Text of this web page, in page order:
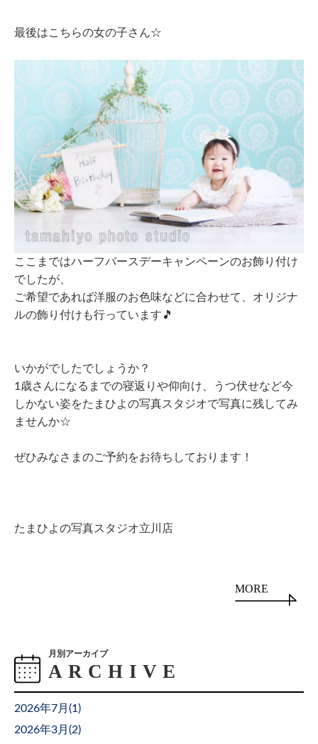
最後はこちらの女の子さん☆
ここまではハーフバースデーキャンペーンのお飾り付け
でしたが、
ご希望であれば洋服のお色味などに合わせて、オリジナ
ルの飾り付けも行っています 🎵
いかがでしたでしょうか？
1歳さんになるまでの寝返りや仰向け、うつ伏せなど今
しかない姿をたまひよの写真スタジオで写真に残してみ
ませんか☆
ぜひみなさまのご予約をお待ちしております！
たまひよの写真スタジオ立川店
MORE
月別アーカイブ
2026年7月(1 )
2026年3月(2)